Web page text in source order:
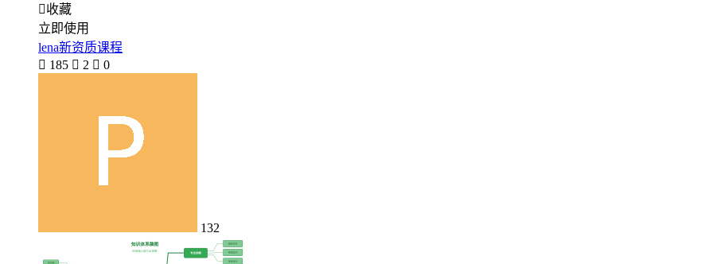
收藏
立即使用
lena新资质课程
 185  2  0
132